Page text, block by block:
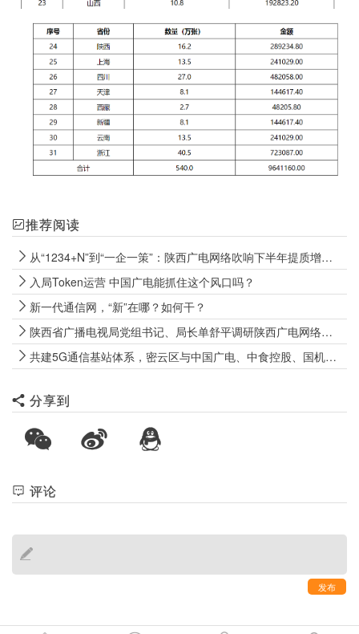
推荐阅读
从“1234+N”到“一企一策”：陕西广电网络吹响下半年提质增效冲锋号
入局Token运营 中国广电能抓住这个风口吗？
新一代通信网，“新”在哪？如何干？
陕西省广播电视局党组书记、局长单舒平调研陕西广电网络电视“套娃”收费和操作复杂专项治理成效巩固工作
共建5G通信基站体系，密云区与中国广电、中食控股、国机数科签署战略合作协议
分享到
评论
发布